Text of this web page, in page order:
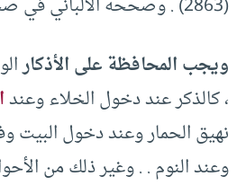
ويجب المحافظة على الأذكار
، كالذكر عند دخول الخلاء وعند
نهيق الحمار وعند دخول البيت
وعند النوم . . وغير ذلك من